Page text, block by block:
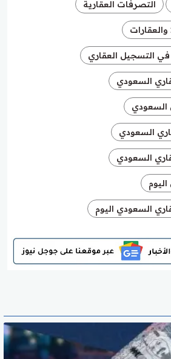
التصرفات العقارية
في التسجيل العقاري
السعودي
السعودي
السعودي
السعودي
السعودي اليوم